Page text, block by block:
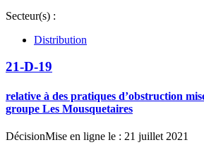
Secteur(s) :
Distribution
21-D-19
relative à des pratiques d’obstruction
groupe Les Mousquetaires
DécisionMise en ligne le : 21 juillet 2021